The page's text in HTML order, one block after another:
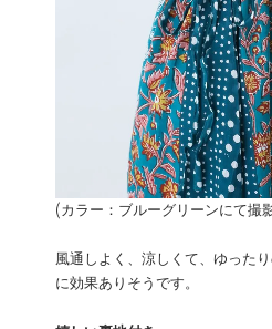
(カラー：ブルーグリーンにて撮
風通しよく、涼しくて、ゆった
に効果ありそうです。